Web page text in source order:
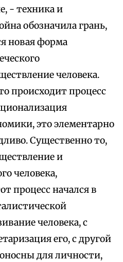
- техника и
обозначила грань,
новая форма
человека.
происходит процесс
это элементарно
Существенно то,
и
человека,
процесс начался в
человека, с
его, с другой
для личности,